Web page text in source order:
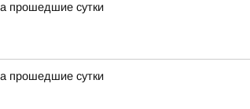
прошедшие сутки
прошедшие сутки